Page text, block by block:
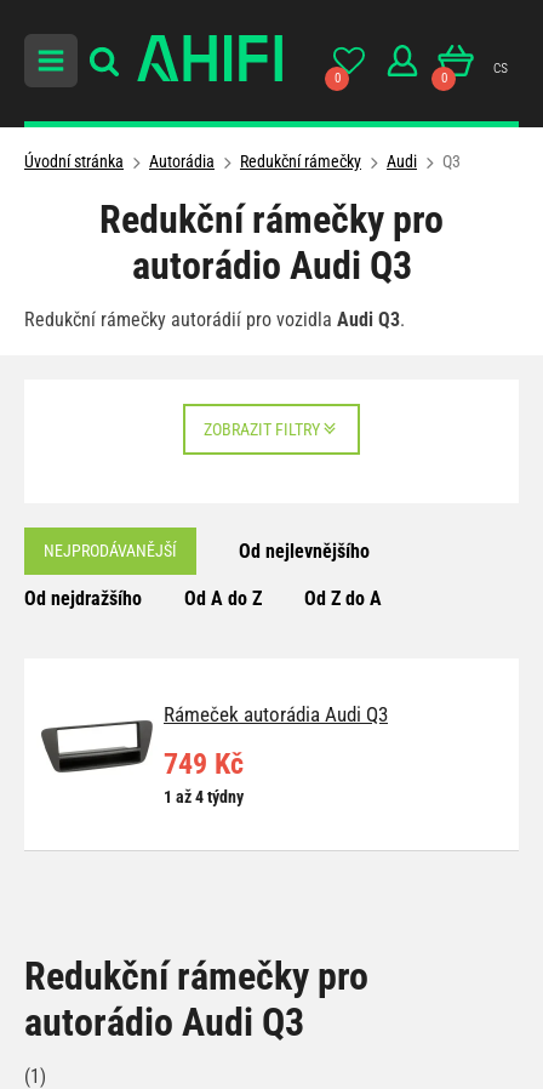
0 0
cs
Úvodní stránka Autorádia Redukční rámečky Audi Q3
Redukční rámečky pro
autorádio Audi Q3
Redukční rámečky autorádií pro vozidla Audi Q3.
ZOBRAZIT FILTRY
NEJPRODÁVANĚJŠÍ Od nejlevnějšího
Od nejdražšího Od A do Z Od Z do A
Rámeček autorádia Audi Q3
749 Kč
1 až 4 týdny
Redukční rámečky pro
autorádio Audi Q3
(1)